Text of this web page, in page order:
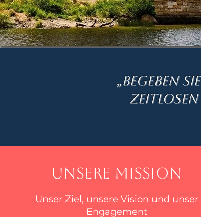
„Begeben
zeitlosen
Unsere Mission
Unser Ziel, unsere Vision und unser
Engagement